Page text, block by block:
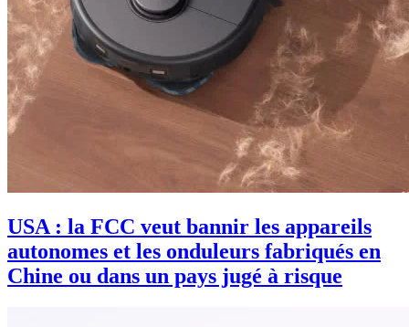
USA : la FCC veut bannir les appareils
autonomes et les onduleurs fabriqués en
Chine ou dans un pays jugé à risque